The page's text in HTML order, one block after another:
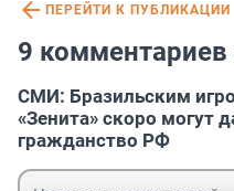
ПЕРЕЙТИ К ПУБЛИКАЦИИ
9
СМИ: Бразильским
«Зенита» скоро могут
гражданство РФ